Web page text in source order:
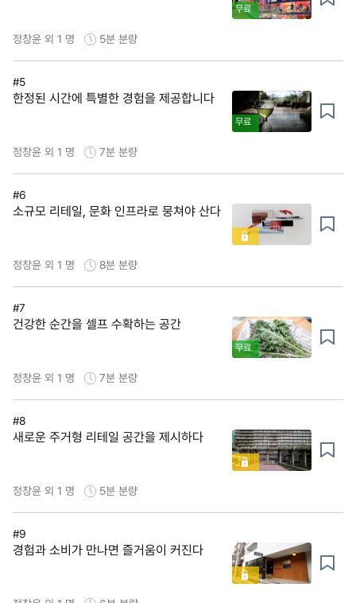
무료
정창윤 외 1 명 5분 분량
#5
한정된 시간에 특별한 경험을 제공합니다
무료
정창윤 외 1 명 7분 분량
#6
소규모 리테일, 문화 인프라로 뭉쳐야 산다
정창윤 외 1 명 8분 분량
#7
건강한 순간을 셀프 수확하는 공간
무료
정창윤 외 1 명 7분 분량
#8
새로운 주거형 리테일 공간을 제시하다
정창윤 외 1 명 5분 분량
#9
경험과 소비가 만나면 즐거움이 커진다